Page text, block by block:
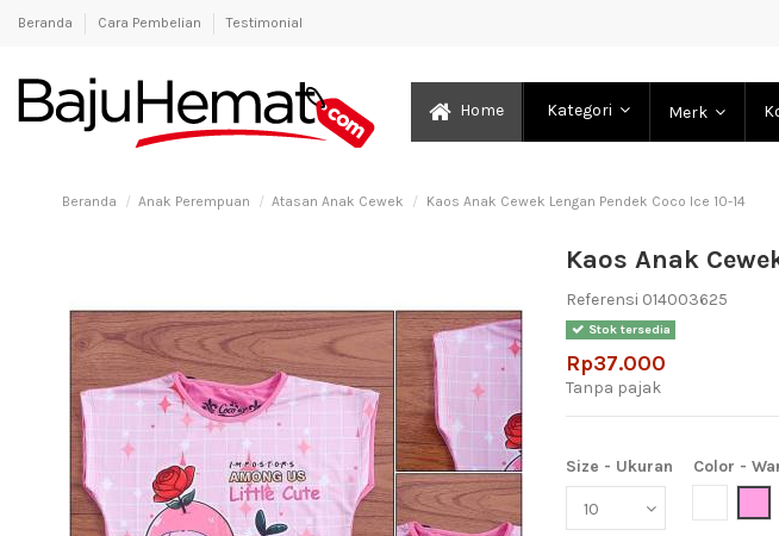
Beranda Cara Pembelian Testimonial
Home Kategori Merk
Beranda Anak Perempuan Atasan Anak Cewek Kaos Anak Cewek Lengan Pendek Coco Ice 10-14
Kaos Anak
Referensi 014003625
Stok tersedia
Rp37.000
Tanpa pajak
Size - Ukuran
Color -